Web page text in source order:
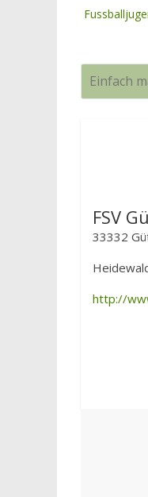
FSV
33332
http://